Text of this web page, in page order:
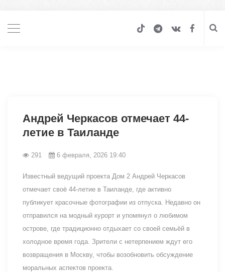
Андрей Черкасов отмечает 44-
летие в Таиланде
291 6 февраля, 2026 19:40
Известный ведущий проекта Дом 2 Андрей Черкасов
отмечает своё 44-летие в Таиланде, где активно
публикует красочные фотографии из отпуска. Недавно он
отправился на модный курорт и упомянул о любимом
острове, где традиционно отдыхает со своей семьёй в
холодное время года. Зрители с нетерпением ждут его
возвращения в Москву, чтобы возобновить обсуждение
моральных аспектов проекта.